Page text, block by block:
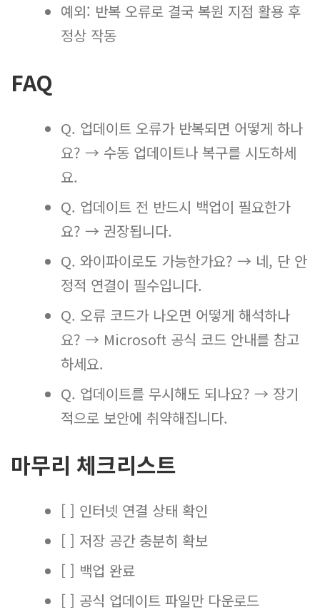
예외: 반복 오류로 결국 복원 지점 활용 후
정상 작동
FAQ
Q. 업데이트 오류가 반복되면 어떻게 하나
요? → 수동 업데이트나 복구를 시도하세
요.
Q. 업데이트 전 반드시 백업이 필요한가
요? → 권장됩니다.
Q. 와이파이로도 가능한가요? → 네, 단 안
정적 연결이 필수입니다.
Q. 오류 코드가 나오면 어떻게 해석하나
요? → Microsoft 공식 코드 안내를 참고
하세요.
Q. 업데이트를 무시해도 되나요? → 장기
적으로 보안에 취약해집니다.
마무리 체크리스트
[ ] 인터넷 연결 상태 확인
[ ] 저장 공간 충분히 확보
[ ] 백업 완료
[ ] 공식 업데이트 파일만 다운로드